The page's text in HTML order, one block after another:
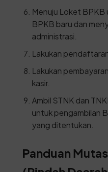
Menuju Loket BPKB
BPKB baru dan
administrasi.
Lakukan
Lakukan
kasir.
Ambil STNK dan
untuk pengambilan
yang ditentukan.
Panduan